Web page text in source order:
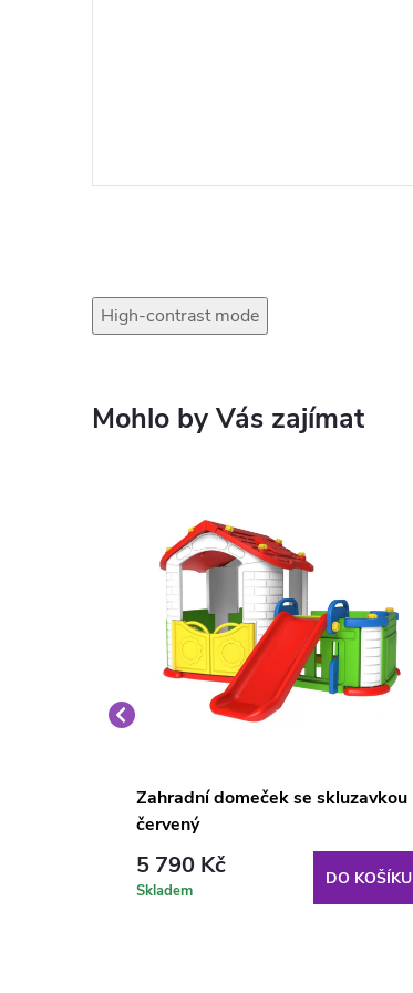
High-contrast mode
Zahradní domeček se skluzavkou
červený
5 790 Kč
Skladem
DO KOŠÍKU